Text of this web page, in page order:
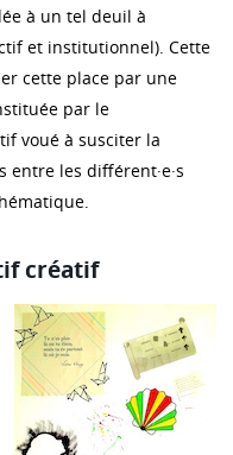
à un tel deuil à
et institutionnel). Cette
cette place par une
par le
voué à susciter la
les différent·e·s
créatif